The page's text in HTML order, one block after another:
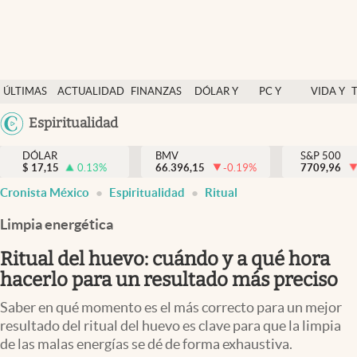
ÚLTIMAS
NOTICIAS
ACTUALIDAD
FINANZAS
DÓLAR Y
PC Y
VIDA Y
México
Espiritualidad
Actualidad
Finanzas y economía
Dólar y mercados
Pc y celular
Vida y estilo
DÓLAR
$ 17,15 0.13%
BMV
66.396,15
-0.19%
S&P 500
7709,96
Cronista México Espiritualidad Ritual
Limpia energética
Ritual del huevo: cuándo y a qué hora
hacerlo para un resultado más preciso
Saber en qué momento es el más correcto para un mejor
resultado del ritual del huevo es clave para que la limpia
de las malas energías se dé de forma exhaustiva.